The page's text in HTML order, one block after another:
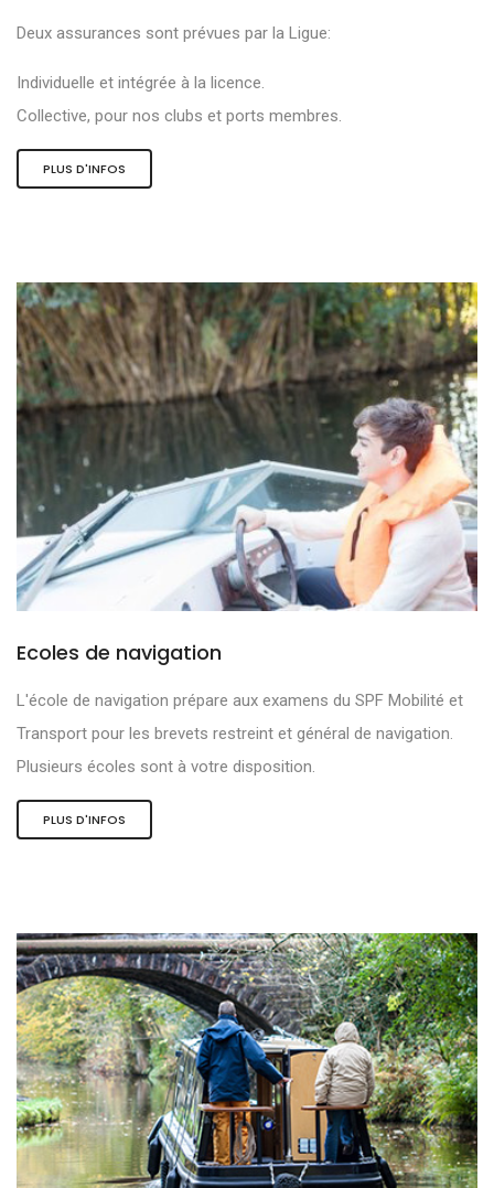
Deux assurances sont prévues par la Ligue:
Individuelle et intégrée à la licence.
Collective, pour nos clubs et ports membres.
PLUS D'INFOS
Ecoles de navigation
L'école de navigation prépare aux examens du SPF Mobilité et
Transport pour les brevets restreint et général de navigation.
Plusieurs écoles sont à votre disposition.
PLUS D'INFOS